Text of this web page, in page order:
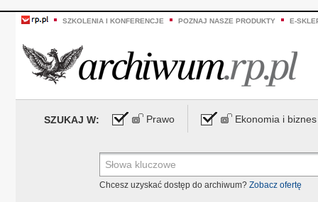
SZKOLENIA I KONFERENCJE POZNAJ NASZE PRODUKTY E-
SZUKAJ W: Prawo Ekonomia i biznes
Chcesz uzyskać dostęp do archiwum? Zobacz ofertę